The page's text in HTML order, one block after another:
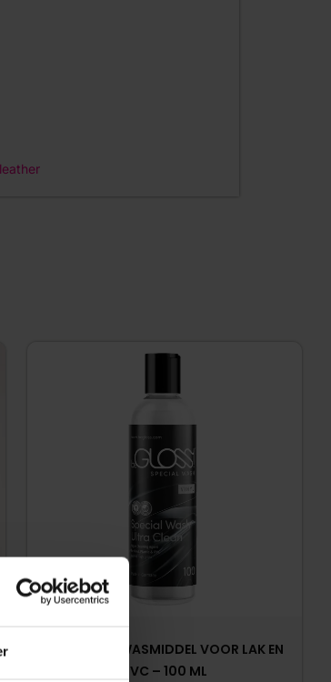
BEGLOSS – WASMIDDEL VOOR LAK EN
PVC – 100 ML